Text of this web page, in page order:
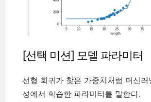
[선택 미션] 모델 파라미터
선형 회귀가 찾은 가중치처럼 머신러
성에서 학습한 파라미터를 말한다.